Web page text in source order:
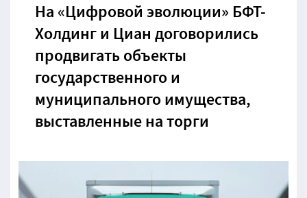
На «Цифровой эволюции» БФТ-
Холдинг и Циан договорились
продвигать объекты
государственного и
муниципального имущества,
выставленные на торги